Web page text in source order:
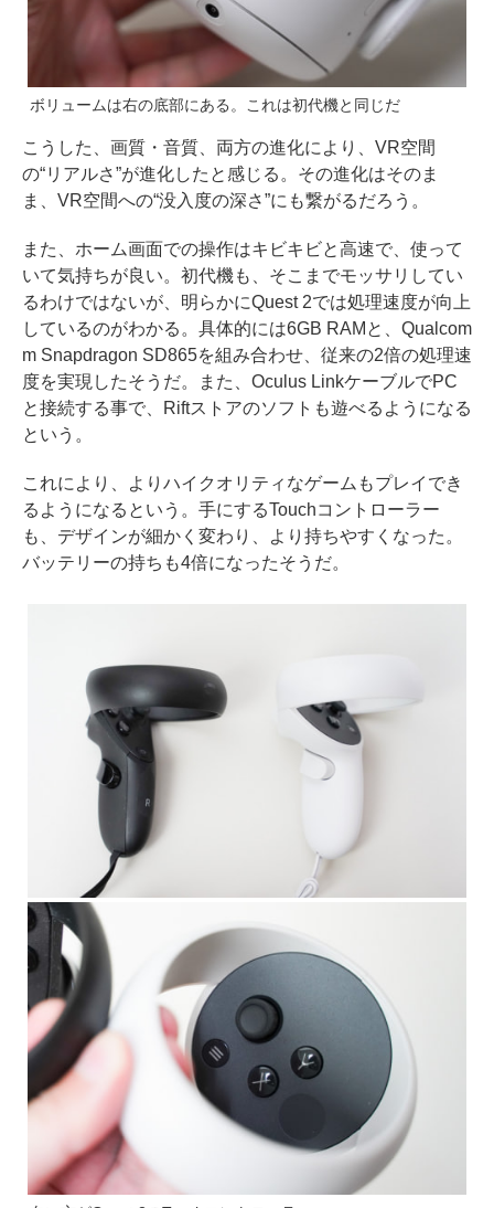
ボリュームは右の底部にある。これは初代機と同じだ
こうした、画質・音質、両方の進化により、VR空間
の“リアルさ”が進化したと感じる。その進化はそのま
ま、VR空間への“没入度の深さ”にも繋がるだろう。
また、ホーム画面での操作はキビキビと高速で、使って
いて気持ちが良い。初代機も、そこまでモッサリしてい
るわけではないが、明らかにQuest 2では処理速度が向上
しているのがわかる。具体的には6GB RAMと、Qualcom
m Snapdragon SD865を組み合わせ、従来の2倍の処理速
度を実現したそうだ。また、Oculus LinkケーブルでPC
と接続する事で、Riftストアのソフトも遊べるようになる
という。
これにより、よりハイクオリティなゲームもプレイでき
るようになるという。手にするTouchコントローラー
も、デザインが細かく変わり、より持ちやすくなった。
バッテリーの持ちも4倍になったそうだ。